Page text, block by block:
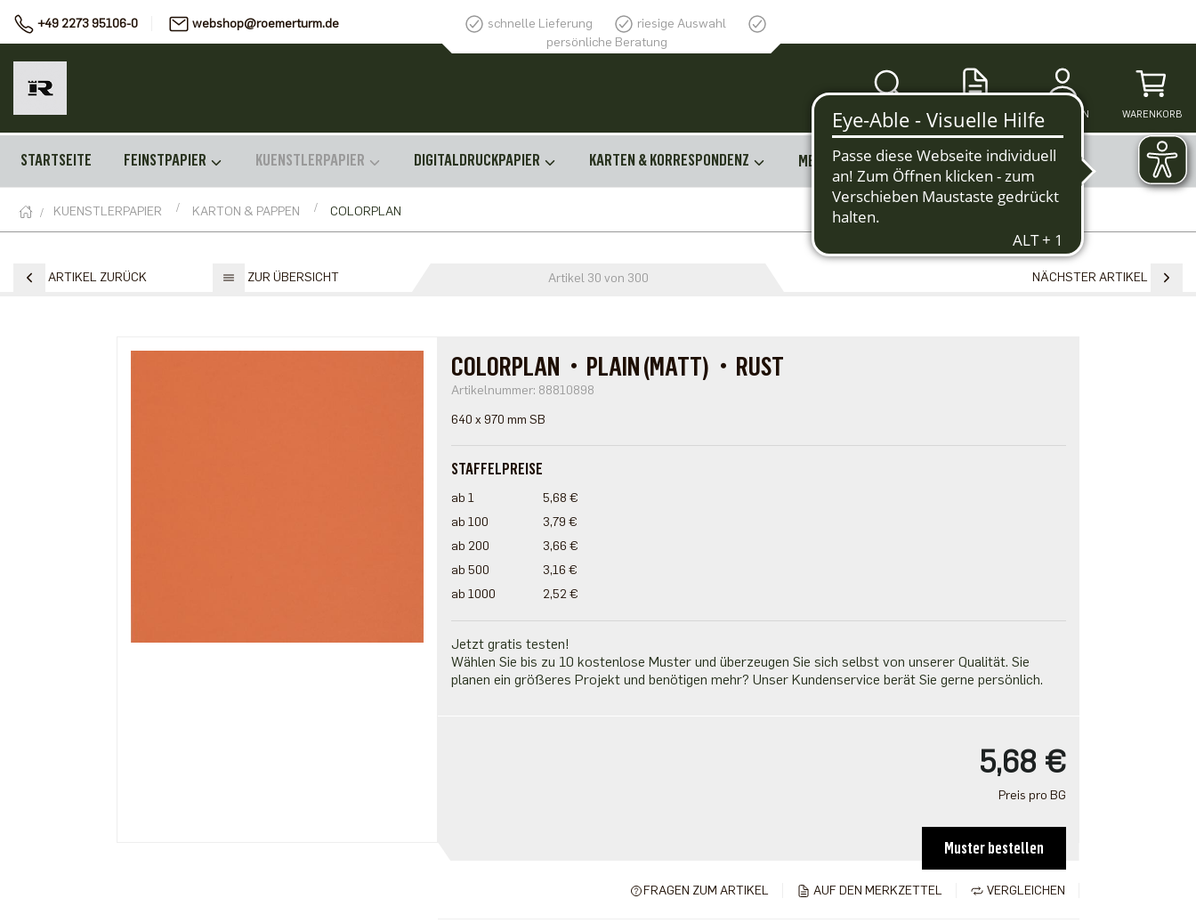
+49 2273 95106-0 webshop@roemerturm.de schnelle Lieferung
riesige Auswahl
persönliche Beratung
SUCHE MERKZETTEL ANMELDEN WARENKORB
STARTSEITE FEINSTPAPIER KUENSTLERPAPIER DIGITALDRUCKPAPIER KARTEN & KORRESPONDENZ MEHR
KUENSTLERPAPIER KARTON & PAPPEN COLORPLAN
ARTIKEL ZURÜCK ZUR ÜBERSICHT Artikel 30 von 300 NÄCHSTER ARTIKEL
COLORPLAN・PLAIN (MATT)・RUST
Artikelnummer: 88810898
640 x 970 mm SB
STAFFELPREISE
ab 1
5,68 €
ab 100
3,79 €
ab 200
3,66 €
ab 500
3,16 €
ab 1000
2,52 €
Jetzt gratis testen!
Wählen Sie bis zu 10 kostenlose Muster und überzeugen Sie sich selbst von unserer Qualität. Sie
planen ein größeres Projekt und benötigen mehr? Unser Kundenservice berät Sie gerne persönlich.
5,68 €
Preis pro BG
Muster bestellen
VERGLEICHEN
AUF DEN MERKZETTEL
FRAGEN ZUM ARTIKEL